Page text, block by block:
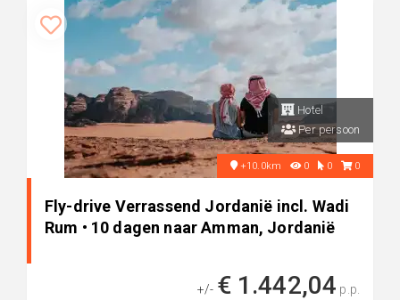
Hotel
Per persoon
+10.0km 0 0 0
Fly-drive Verrassend Jordanië incl. Wadi
Rum • 10 dagen naar Amman, Jordanië
+/- € 1.442,04 p.p.